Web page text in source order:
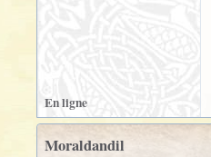
En ligne
Moraldandil